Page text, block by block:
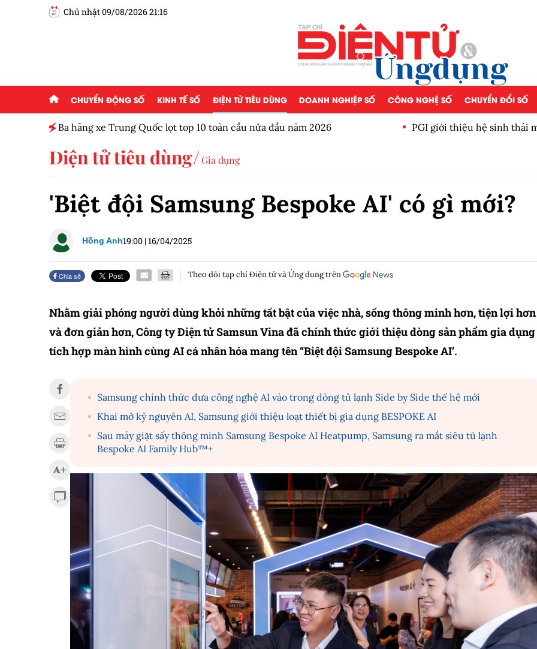
Chủ nhật 09/08/2026 21:16
CHUYỂN ĐỘNG SỐ KINH TẾ SỐ ĐIỆN TỬ TIÊU DÙNG DOANH NGHIỆP SỐ CÔNG NGHỆ SỐ CHUYỂN ĐỔI SỐ
Ba hãng xe Trung Quốc lọt top 10 toàn cầu nửa đầu năm 2026 PGI giới thiệu hệ sinh thái
Điện tử tiêu dùng Gia dụng
'Biệt đội Samsung Bespoke AI' có gì mới?
Hồng Anh19:00 |16/04/2025
Chia sẻ Theo dõi tạp chí Điện tử và Ứng dụng trên
Nhằm giải phóng người dùng khỏi những tất bật của việc nhà, sống thông minh hơn, tiện lợi hơn
và đơn giản hơn, Công ty Điện tử Samsun Vina đã chính thức giới thiệu dòng sản phẩm gia dụng
tích hợp màn hình cùng AI cá nhân hóa mang tên “Biệt đội Samsung Bespoke AI’.
Samsung chính thức đưa công nghệ AI vào trong dòng tủ lạnh Side by Side thế hệ mới
Khai mở kỷ nguyên AI, Samsung giới thiệu loạt thiết bị gia dụng BESPOKE AI
Sau máy giặt sấy thông minh Samsung Bespoke AI Heatpump, Samsung ra mắt siêu tủ lạnh
Bespoke AI Family Hub™+